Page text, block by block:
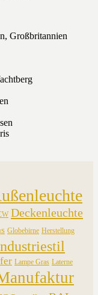
Großbritannien
Deckenleuchte
Globebirne Herstellung
Lampe Gras Laterne